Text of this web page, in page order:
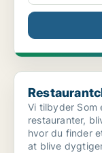
Restaurantchef
Vi tilbyder
restauranter,
hvor du finder
at blive